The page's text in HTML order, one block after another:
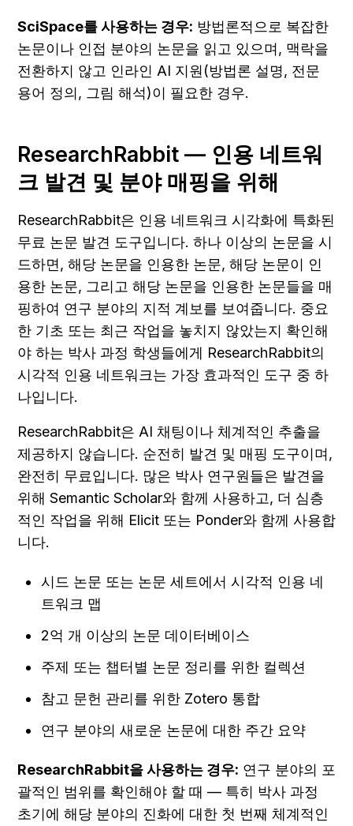
SciSpace를 사용하는 경우: 방법론적으로 복잡한
논문이나 인접 분야의 논문을 읽고 있으며, 맥락을
전환하지 않고 인라인 AI 지원(방법론 설명, 전문
용어 정의, 그림 해석)이 필요한 경우.
ResearchRabbit — 인용 네트워
크 발견 및 분야 매핑을 위해
ResearchRabbit은 인용 네트워크 시각화에 특화된
무료 논문 발견 도구입니다. 하나 이상의 논문을 시
드하면, 해당 논문을 인용한 논문, 해당 논문이 인
용한 논문, 그리고 해당 논문을 인용한 논문들을 매
핑하여 연구 분야의 지적 계보를 보여줍니다. 중요
한 기초 또는 최근 작업을 놓치지 않았는지 확인해
야 하는 박사 과정 학생들에게 ResearchRabbit의
시각적 인용 네트워크는 가장 효과적인 도구 중 하
나입니다.
ResearchRabbit은 AI 채팅이나 체계적인 추출을
제공하지 않습니다. 순전히 발견 및 매핑 도구이며,
완전히 무료입니다. 많은 박사 연구원들은 발견을
위해 Semantic Scholar와 함께 사용하고, 더 심층
적인 작업을 위해 Elicit 또는 Ponder와 함께 사용합
니다.
시드 논문 또는 논문 세트에서 시각적 인용 네
트워크 맵
2억 개 이상의 논문 데이터베이스
주제 또는 챕터별 논문 정리를 위한 컬렉션
참고 문헌 관리를 위한 Zotero 통합
연구 분야의 새로운 논문에 대한 주간 요약
ResearchRabbit을 사용하는 경우: 연구 분야의 포
괄적인 범위를 확인해야 할 때 — 특히 박사 과정
초기에 해당 분야의 진화에 대한 첫 번째 체계적인